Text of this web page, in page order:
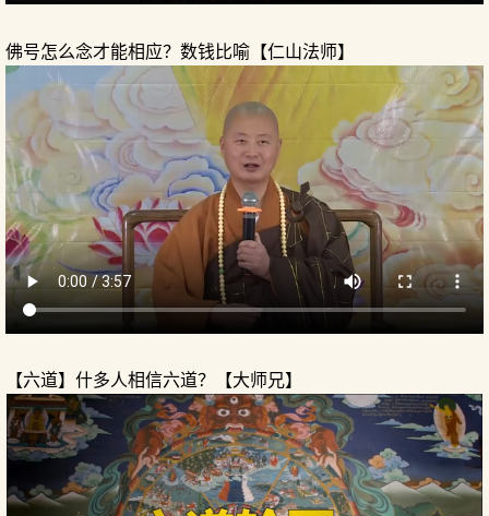
佛号怎么念才能相应？数钱比喻【仁山法师】
【六道】什多人相信六道？【大师兄】